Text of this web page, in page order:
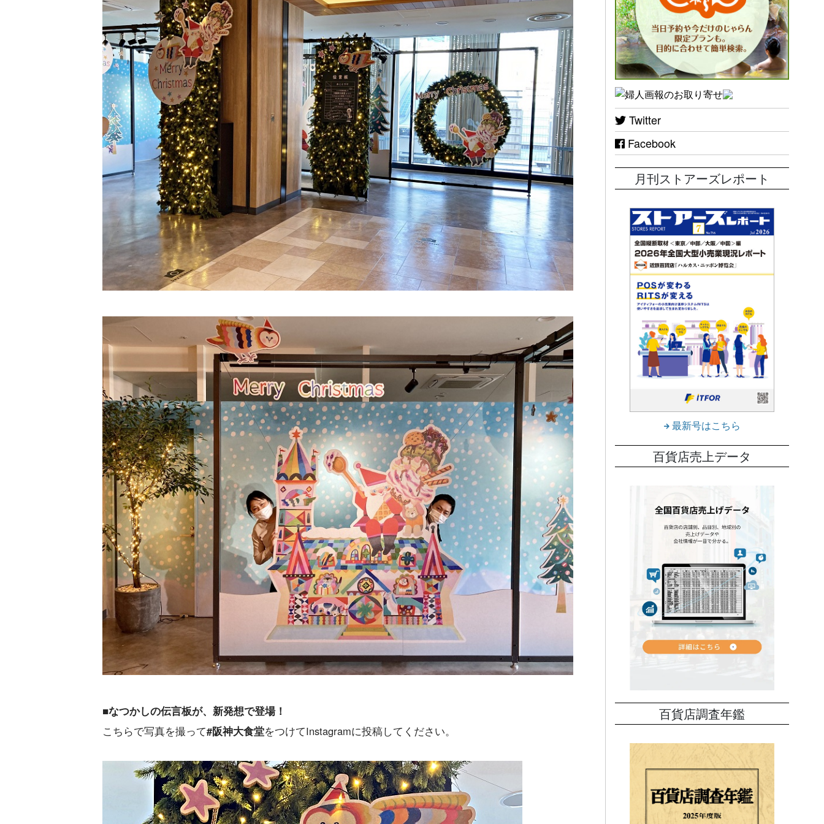
■なつかしの伝言板が、新発想で登場！
こちらで写真を撮って#阪神大食堂をつけてInstagramに投稿してください。
Twitter
Facebook
月刊ストアーズレポート
最新号はこちら
百貨店売上データ
百貨店調査年鑑